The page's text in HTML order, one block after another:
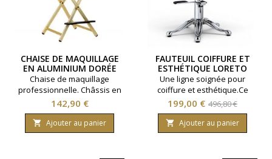
CHAISE DE MAQUILLAGE
EN ALUMINIUM DORÉE
PLIABLE
Chaise de maquillage
professionnelle. Châssis en
aluminium. Modèle pliable.
Coloris doré.
Prix
142,90 €
 Ajouter au panier
FAUTEUIL COIFFURE ET
ESTHÉTIQUE LORETO
Une ligne soignée pour
coiffure et esthétique.Ce
fauteuil coiffure et esthétique
apporte une note décorative
grâce à son pied étoile
baroque, sa hauteur réglable
Prix
199,00 € Prix
de
base
496,80 €
 Ajouter au panier